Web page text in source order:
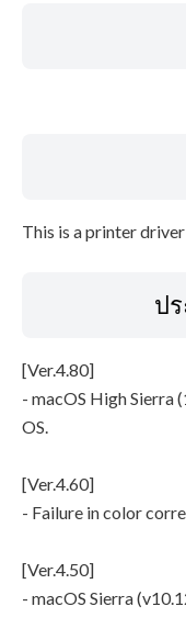
ข้อจำกัดความรับผิด
This is a printer
ป
[Ver.4.80]
- macOS High Sierra
OS.
[Ver.4.60]
- Failure in color
[Ver.4.50]
- macOS Sierra